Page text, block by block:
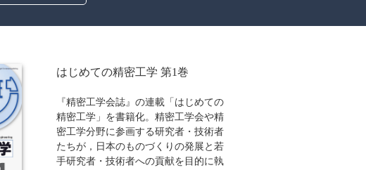
機械工学 計算科学
工学デザイン
市計画・建築・土木
式集 教養 知財
はじめての精密工学 第1巻
『精密工学会誌』の連載「はじめての
精密工学」を書籍化。精密工学会や精
密工学分野に参画する研究者・技術者
たちが，日本のものづくりの発展と若
手研究者・技術者への貢献を目的に執